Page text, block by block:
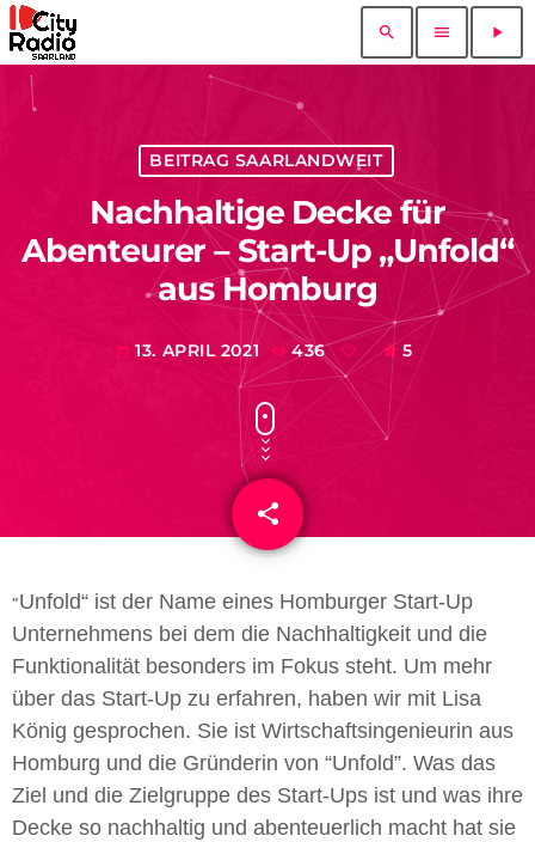
search menu play_arrow
BEITRAG SAARLANDWEIT
Nachhaltige Decke für
Abenteurer – Start-Up „Unfold“
aus Homburg
today 13. APRIL 2021 436 5
share
email
“Unfold“ ist der Name eines Homburger Start-Up
Unternehmens bei dem die Nachhaltigkeit und die
Funktionalität besonders im Fokus steht. Um mehr
über das Start-Up zu erfahren, haben wir mit Lisa
König gesprochen. Sie ist Wirtschaftsingenieurin aus
Homburg und die Gründerin von “Unfold”. Was das
Ziel und die Zielgruppe des Start-Ups ist und was ihre
Decke so nachhaltig und abenteuerlich macht hat sie